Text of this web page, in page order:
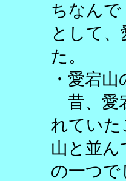
ちなんで
として
た。
・愛宕
昔、愛
れていた
山と並ん
の一つで